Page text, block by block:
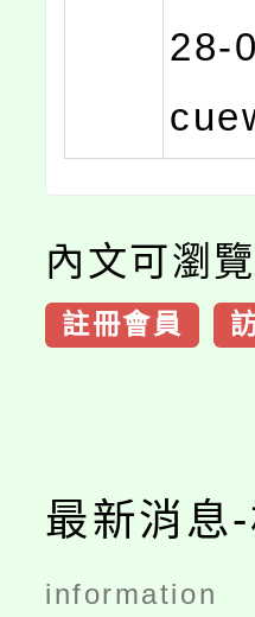
28-
內文可瀏
註冊會員
最新消息
information